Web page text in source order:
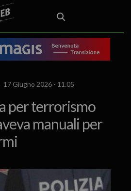
VENETO
VICENZA E PROVINCIA
ATTUALITA’ POLITICA
CURIOSITÀ – LIFESTYLE
CULTURA ARTE
DRINK
17 Giugno 2026 - 11.05
per terrorismo
manuali per